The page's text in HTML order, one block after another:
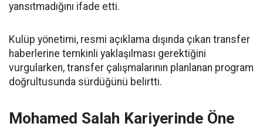
yansıtmadığını ifade etti.
Kulüp yönetimi, resmi açıklama dışında çıkan transfer
haberlerine temkinli yaklaşılması gerektiğini
vurgularken, transfer çalışmalarının planlanan program
doğrultusunda sürdüğünü belirtti.
Mohamed Salah Kariyerinde Öne